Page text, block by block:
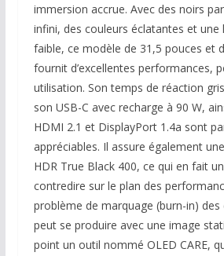
immersion accrue. Avec des noirs
infini, des couleurs éclatantes et une
faible, ce modèle de 31,5 pouces et
fournit d’excellentes performances,
utilisation. Son temps de réaction
son USB-C avec recharge à 90 W,
HDMI 2.1 et DisplayPort 1.4a sont
appréciables. Il assure également
HDR True Black 400, ce qui en fait
contredire sur le plan des
problème de marquage (burn-in) des
peut se produire avec une image
point un outil nommé OLED CARE,